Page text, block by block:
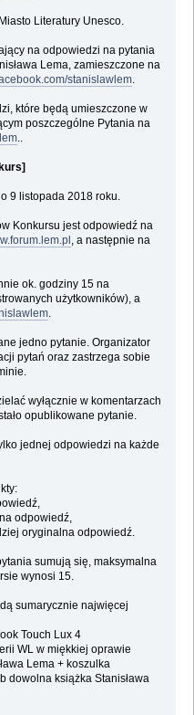
Literatury Unesco.
na odpowiedzi na pytania
Lema, zamieszczone na
stanislawlem.
które będą umieszczone w
poszczególne Pytania na
..
9 listopada 2018 roku.
Konkursu jest odpowiedź na
, a następnie na
ok. godziny 15 na
użytkowników), a
.
jedno pytanie. Organizator
pytań oraz zastrzega sobie
wyłącznie w komentarzach
opublikowane pytanie.
jednej odpowiedzi na każde
odpowiedź,
oryginalna odpowiedź.
sumują się, maksymalna
wynosi 15.
sumarycznie najwięcej
Touch Lux 4
WL w miękkiej oprawie
Lema + koszulka
dowolna książka Stanisława